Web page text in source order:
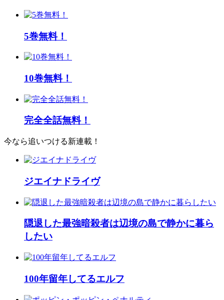
5巻無料！
10巻無料！
完全全話無料！
今なら追いつける新連載！
ジエイナドライヴ
隠退した最強暗殺者は辺境の島で静かに暮ら
したい
100年留年してるエルフ